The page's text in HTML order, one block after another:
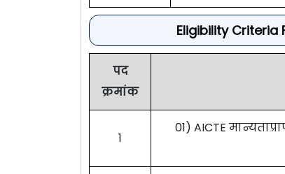
Eligibility Criteria
पद
क्रमांक
1
01) AICTE